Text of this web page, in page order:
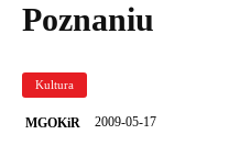
Poznaniu
Kultura
MGOKiR 2009-05-17